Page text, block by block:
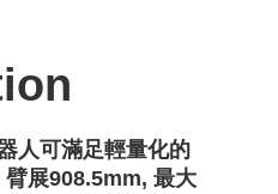
人可滿足輕量化的
展908.5mm, 最大